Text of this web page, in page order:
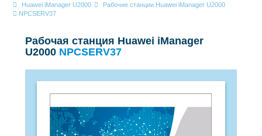
Huawei iManager U2000
Рабочие станции Huawei iManager U2000
NPCSERV37
Рабочая станция Huawei iManager
U2000 NPCSERV37